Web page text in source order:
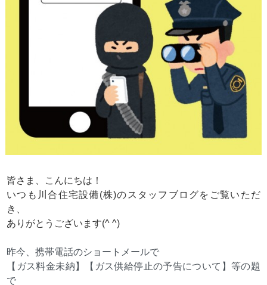
皆さま、こんにちは！
いつも川合住宅設備(株)のスタッフブログをご覧いただ
き、
ありがとうございます(^ ^)
昨今、携帯電話のショートメールで
【ガス料金未納】【ガス供給停止の予告について】等の題
で